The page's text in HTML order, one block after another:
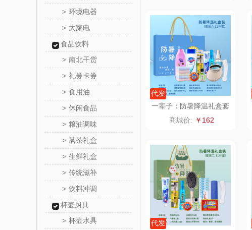
> 环境电器
> 大家电
食品饮料
> 南北干货
> 礼券卡券
> 食用油
> 休闲食品
> 粮油调味
> 茗茶礼盒
> 生鲜礼盒
> 传统滋补
> 饮料冲调
杯壶厨具
> 杯壶水具
皇家粮仓
尹谜
荣事达（品牌方）
真不二
洁丽雅（包销款）
五丰黎红
代发
一辈子：防暑降温礼盒套
装（蓝色款）支持自由搭
配
商城价: ￥162
代发